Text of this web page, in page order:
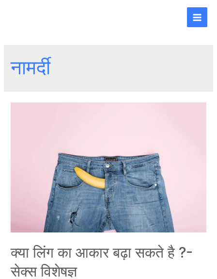
नामर्दी
क्या लिंग का आकार बढ़ा सकते है ?-
सेक्स विशेषज्ञ